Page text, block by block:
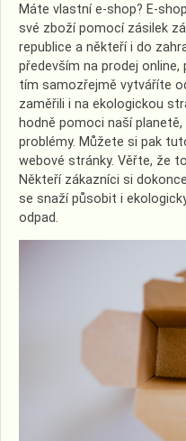
Máte vlastní e-shop? E-
své zboží pomocí zásilek
republice a někteří i do
především na prodej
tím samozřejmě vytváříte
zaměřili i na ekologickou
hodně pomoci naší
problémy. Můžete si pak
webové stránky. Věřte, že
Někteří zákazníci si
se snaží působit i
odpad.